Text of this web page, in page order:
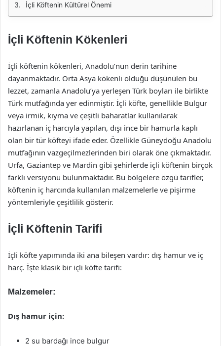
İçli Köftenin Kültürel Önemi
İçli Köftenin Kökenleri
İçli köftenin kökenleri, Anadolu’nun derin tarihine
dayanmaktadır. Orta Asya kökenli olduğu düşünülen bu
lezzet, zamanla Anadolu’ya yerleşen Türk boyları ile birlikte
Türk mutfağında yer edinmiştir. İçli köfte, genellikle Bulgur
veya irmik, kıyma ve çeşitli baharatlar kullanılarak
hazırlanan iç harcıyla yapılan, dışı ince bir hamurla kaplı
olan bir tür köfteyi ifade eder. Özellikle Güneydoğu Anadolu
mutfağının vazgeçilmezlerinden biri olarak öne çıkmaktadır.
Urfa, Gaziantep ve Mardin gibi şehirlerde içli köftenin birçok
farklı versiyonu bulunmaktadır. Bu bölgelere özgü tarifler,
köftenin iç harcında kullanılan malzemelerle ve pişirme
yöntemleriyle çeşitlilik gösterir.
İçli Köftenin Tarifi
İçli köfte yapımında iki ana bileşen vardır: dış hamur ve iç
harç. İşte klasik bir içli köfte tarifi:
Malzemeler:
Dış hamur için:
2 su bardağı ince bulgur